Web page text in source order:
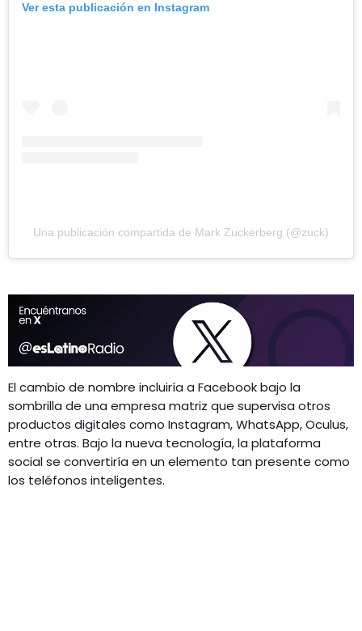
Ver esta publicación en Instagram
Una publicación compartida de Mark Zuckerberg (@zuck)
El cambio de nombre incluiría a Facebook bajo la
sombrilla de una empresa matriz que supervisa otros
productos digitales como Instagram, WhatsApp, Oculus,
entre otras. Bajo la nueva tecnología, la plataforma
social se convertiría en un elemento tan presente como
los teléfonos inteligentes.